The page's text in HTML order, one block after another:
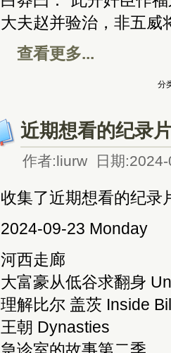
大夫赵并验治，非五威
查看更多...
分
近期想看的纪录
作者:liurw 日期
收集了近期想看的纪录
2024-09-23 Monday
河西走廊
大富豪从低谷求翻身
理解比尔 盖茨 Inside
王朝 Dynasties